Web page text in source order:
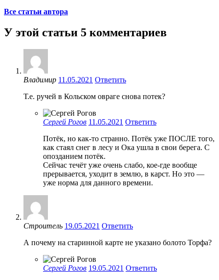
Все статьи автора
У этой статьи 5 комментариев
Владимир 11.05.2021 Ответить
Т.е. ручей в Кольском овраге снова потек?
Сергей Рогов 11.05.2021 Ответить
Потёк, но как-то странно. Потёк уже ПОСЛЕ того,
как стаял снег в лесу и Ока ушла в свои берега. С
опозданием потёк.
Сейчас течёт уже очень слабо, кое-где вообще
прерывается, уходит в землю, в карст. Но это —
уже норма для данного времени.
Строитель 19.05.2021 Ответить
А почему на старинной карте не указано болото Торфа?
Сергей Рогов 19.05.2021 Ответить